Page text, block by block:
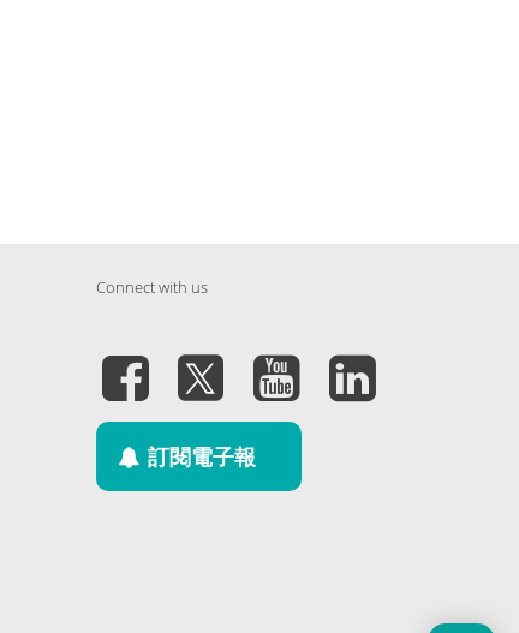
Connect with us
訂閱電子報